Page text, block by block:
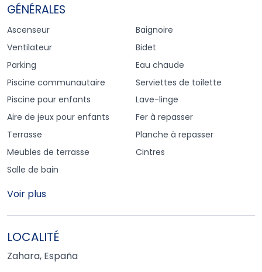
GÉNÉRALES
Ascenseur
Ventilateur
Parking
Piscine communautaire
Piscine pour enfants
Aire de jeux pour enfants
Terrasse
Meubles de terrasse
Salle de bain
Baignoire
Bidet
Eau chaude
Serviettes de toilette
Lave-linge
Fer à repasser
Planche à repasser
Cintres
Voir plus
LOCALITÉ
Zahara, España